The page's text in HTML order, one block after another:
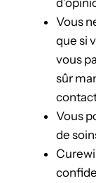
Vous
que si
vous
sûr
Vous
de